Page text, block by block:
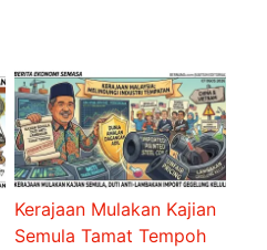
Kerajaan Mulakan Kajian
Semula Tamat Tempoh